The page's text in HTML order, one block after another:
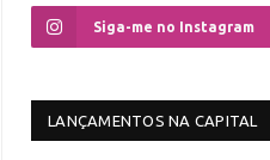
Siga-me no Instagram
LANÇAMENTOS NA CAPITAL